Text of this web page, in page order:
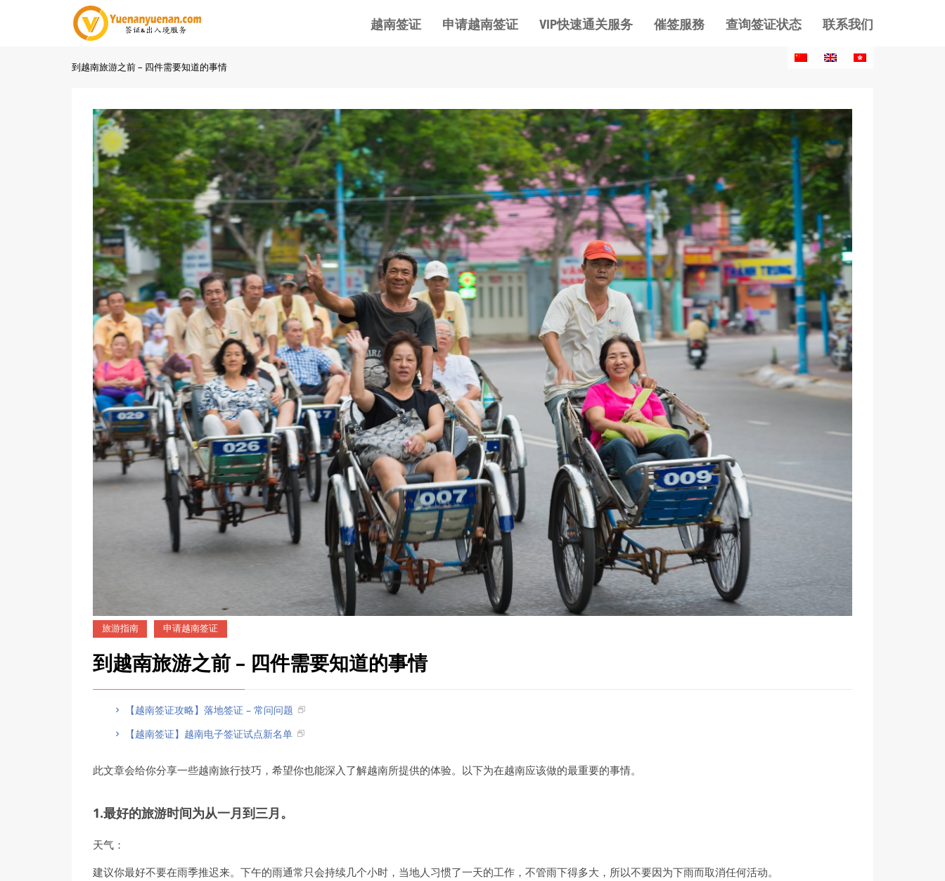
越南签证 申请越南签证 VIP快速通关服务 催签服務 查询签证状态 联系我们
到越南旅游之前 – 四件需要知道的事情
旅游指南 申请越南签证
到越南旅游之前 – 四件需要知道的事情
【越南签证攻略】落地签证 – 常问问题
【越南签证】越南电子签证试点新名单
此文章会给你分享一些越南旅行技巧，希望你也能深入了解越南所提供的体验。以下为在越南应该做的最重要的事情。
1.最好的旅游时间为从一月到三月。
天气：
建议你最好不要在雨季推迟来。下午的雨通常只会持续几个小时，当地人习惯了一天的工作，不管雨下得多大，所以不要因为下雨而取消任何活动。